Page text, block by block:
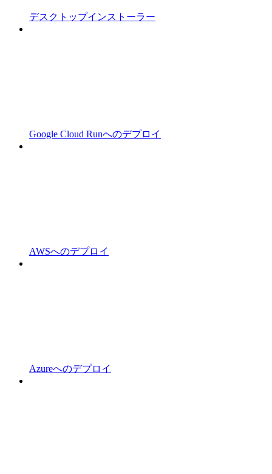
デスクトップインストーラー
Google Cloud Runへのデプロイ
AWSへのデプロイ
Azureへのデプロイ